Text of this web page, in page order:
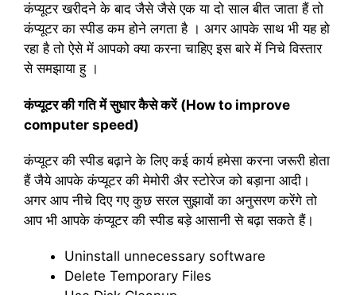
कंप्यूटर खरीदने के बाद जैसे जैसे एक या दो साल बीत जाता हैं तो
कंप्यूटर का स्पीड कम होने लगता है । अगर आपके साथ भी यह हो
रहा है तो ऐसे में आपको क्या करना चाहिए इस बारे में निचे विस्तार
से समझाया हु ।
कंप्यूटर कीगति में सुधार कैसे करें (How to improve
computer speed)
कंप्यूटर की स्पीड बढ़ाने के लिए कई कार्य हमेसा करना जरूरी होता
हैं जैये आपके कंप्यूटर की मेमोरी अैर स्टोरेज को बड़ाना आदी।
अगर आप नीचे दिए गए कुछ सरल सुझावों का अनुसरण करेंगे तो
आप भी आपके कंप्यूटर की स्पीड बड़े आसानी से बढ़ा सकते हैं।
Uninstall unnecessary software
Delete Temporary Files